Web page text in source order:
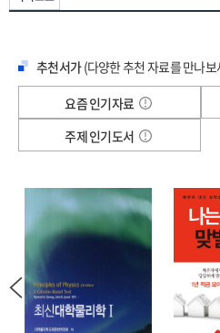
23 “My Enemy’s Enemy”: The Rise of
25 The KGB’s Directorate T
26 “Weapons of Mass Destruction”: The
27 War Hero
28 “The Cold War Is Over and You Have
PARTV INTEGRATED CIRCUITS,
30 “All People Must Make
31 “Sharing Gods Love with the Chinese”
32 Lithography Wars
33 The Innovator’s Dilemma
34 Running Faster?
PARTVI OFFSHORING INNOVATION?
35 “Real Men Have Fabs”
추천서가(다양한 추천 자료를 만나
요즘 인기자료
주제 인기도서